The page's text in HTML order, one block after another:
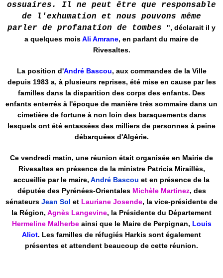
ossuaires. Il ne peut être que responsable
de l'exhumation et nous pouvons même
parler de profanation de tombes
", déclarait il y
a quelques moisAli Amrane, en parlant du maire de
Rivesaltes.
La position d'André Bascou, aux commandes de la Ville
depuis 1983 a, à plusieurs reprises, été mise en cause par les
familles dans la disparition des corps des enfants. Des
enfants enterrés à l'époque de manière très sommaire dans un
cimetière de fortune à non loin des baraquements dans
lesquels ont été entassées des milliers de personnes à peine
débarquées d'Algérie.
Ce vendredi matin, une réunion était organisée en Mairie de
Rivesaltes en présence de la ministre Patricia Miraillès,
accueillie par le maire, André Bascou et en présence de la
députée des Pyrénées-Orientales Michèle Martinez, des
sénateurs Jean Sol et Lauriane Josende, la vice-présidente de
la Région, Agnès Langevine, la Présidente du Département
Hermeline Malherbe ainsi que le Maire de Perpignan, Louis
Aliot. Les familles de réfugiés Harkis sont également
présentes et attendent beaucoup de cette réunion.